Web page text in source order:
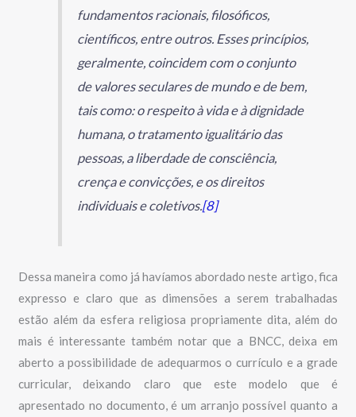
fundamentos racionais, filosóficos,
científicos, entre outros. Esses princípios,
geralmente, coincidem com o conjunto
de valores seculares de mundo e de bem,
tais como: o respeito à vida e à dignidade
humana, o tratamento igualitário das
pessoas, a liberdade de consciência,
crença e convicções, e os direitos
individuais e coletivos.[8]
Dessa maneira como já havíamos abordado neste artigo, fica
expresso e claro que as dimensões a serem trabalhadas
estão além da esfera religiosa propriamente dita, além do
mais é interessante também notar que a BNCC, deixa em
aberto a possibilidade de adequarmos o currículo e a grade
curricular, deixando claro que este modelo que é
apresentado no documento, é um arranjo possível quanto a